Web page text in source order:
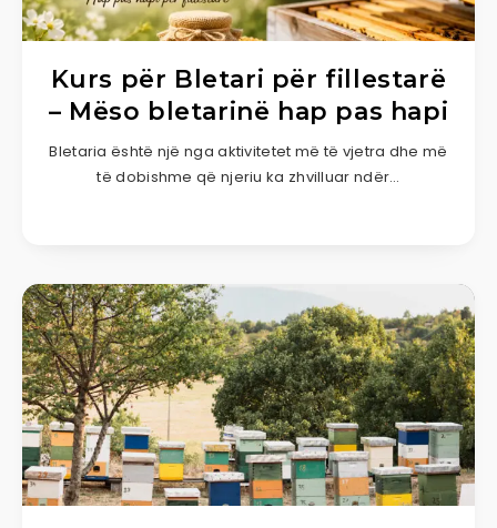
Kurs për Bletari për fillestarë
– Mëso bletarinë hap pas hapi
Bletaria është një nga aktivitetet më të vjetra dhe më
të dobishme që njeriu ka zhvilluar ndër…